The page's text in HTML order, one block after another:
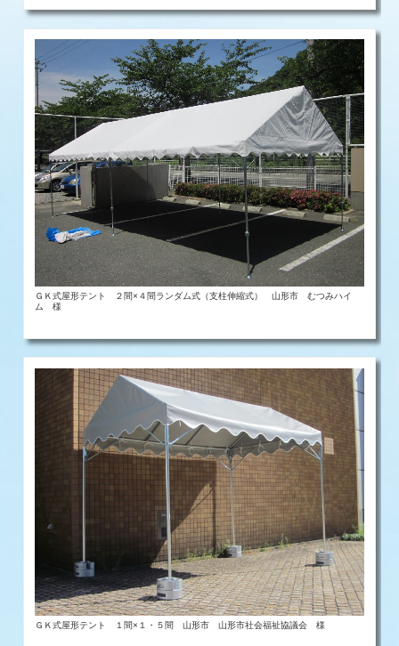
ＧＫ式屋形テント ２間×４間ランダム式（支柱伸縮式） 山形市 むつみハイ
ム 様
ＧＫ式屋形テント １間×１・５間 山形市 山形市社会福祉協議会 様